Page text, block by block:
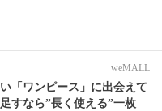
weMALL
「ワンピース」に出会えて
すなら”長く使える”一枚